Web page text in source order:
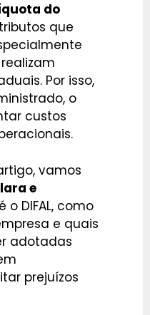
do
que
Por isso,
o
custos
vamos
e
o DIFAL, como
e quais
adotadas
prejuízos